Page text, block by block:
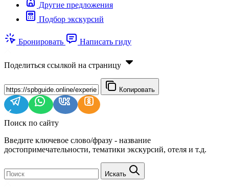
Другие предложения
Подбор экскурсий
Бронировать Написать гиду
Поделиться ссылкой на страницу
Копировать
Поиск по сайту
Введите ключевое слово/фразу - название
достопримечательности, тематики экскурсий, отеля и т.д.
Искать